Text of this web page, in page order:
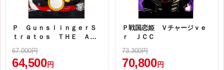
Ｐ ＧｕｎｓｌｉｎｇｅｒＳ
ｔｒａｔｏｓ ＴＨＥ ＡＮ
デジ】
67,000円
64,500 円
Ｐ戦国恋姫 Ｖチャージｖｅ
ｒ ＪＣＣ
73,300円
70,800 円